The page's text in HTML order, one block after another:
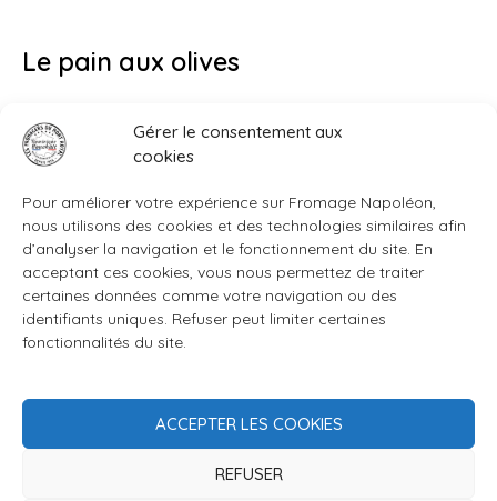
Gérer le consentement aux
cookies
Pour améliorer votre expérience sur Fromage Napoléon,
nous utilisons des cookies et des technologies similaires afin
d’analyser la navigation et le fonctionnement du site. En
acceptant ces cookies, vous nous permettez de traiter
certaines données comme votre navigation ou des
identifiants uniques. Refuser peut limiter certaines
fonctionnalités du site.
ACCEPTER LES COOKIES
REFUSER
Le pain aux olives
Le pain aux olives (ou à l’huile d’olive) fait ressortir la douceur
des fromages frais, qu’ils soient de chèvre ou de vache.